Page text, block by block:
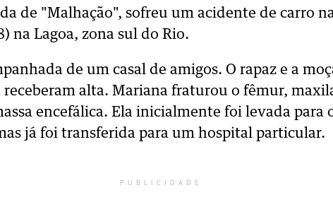
de "Malhação", sofreu um acidente de carro
na Lagoa, zona sul do Rio.
de um casal de amigos. O rapaz e a
receberam alta. Mariana fraturou o fêmur,
encefálica. Ela inicialmente foi levada para
já foi transferida para um hospital particular.
PUBLICIDADE